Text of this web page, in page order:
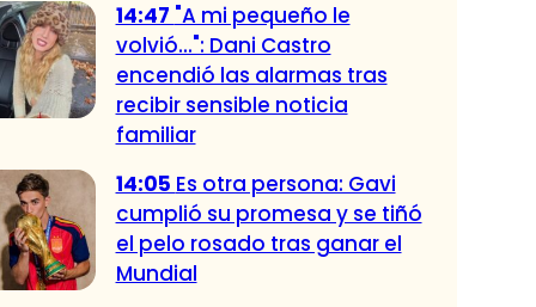
14:47 "A mi pequeño le
volvió...": Dani Castro
encendió las alarmas tras
recibir sensible noticia
familiar
14:05 Es otra persona: Gavi
cumplió su promesa y se tiñó
el pelo rosado tras ganar el
Mundial